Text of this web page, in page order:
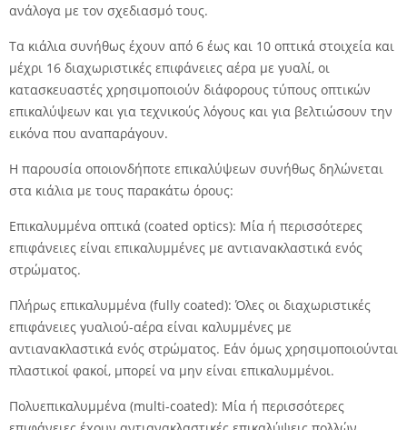
ανάλογα με τον σχεδιασμό τους.
Τα κιάλια συνήθως έχουν από 6 έως και 10 οπτικά στοιχεία και
μέχρι 16 διαχωριστικές επιφάνειες αέρα με γυαλί, οι
κατασκευαστές χρησιμοποιούν διάφορους τύπους οπτικών
επικαλύψεων και για τεχνικούς λόγους και για βελτιώσουν την
εικόνα που αναπαράγουν.
Η παρουσία οποιονδήποτε επικαλύψεων συνήθως δηλώνεται
στα κιάλια με τους παρακάτω όρους:
Επικαλυμμένα οπτικά (coated optics): Μία ή περισσότερες
επιφάνειες είναι επικαλυμμένες με αντιανακλαστικά ενός
στρώματος.
Πλήρως επικαλυμμένα (fully coated): Όλες οι διαχωριστικές
επιφάνειες γυαλιού-αέρα είναι καλυμμένες με
αντιανακλαστικά ενός στρώματος. Εάν όμως χρησιμοποιούνται
πλαστικοί φακοί, μπορεί να μην είναι επικαλυμμένοι.
Πολυεπικαλυμμένα (multi-coated): Μία ή περισσότερες